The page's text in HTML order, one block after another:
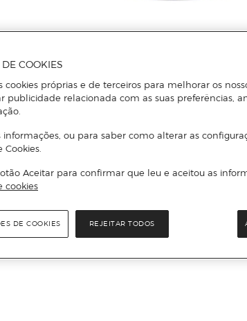
COOKIES
cookies próprias e de terceiros para melhorar os
publicidade relacionada com as suas preferências,
informações, ou para saber como alterar as
Cookies.
Aceitar para confirmar que leu e aceitou as
cookies
REJEITAR TODOS
DE COOKIES